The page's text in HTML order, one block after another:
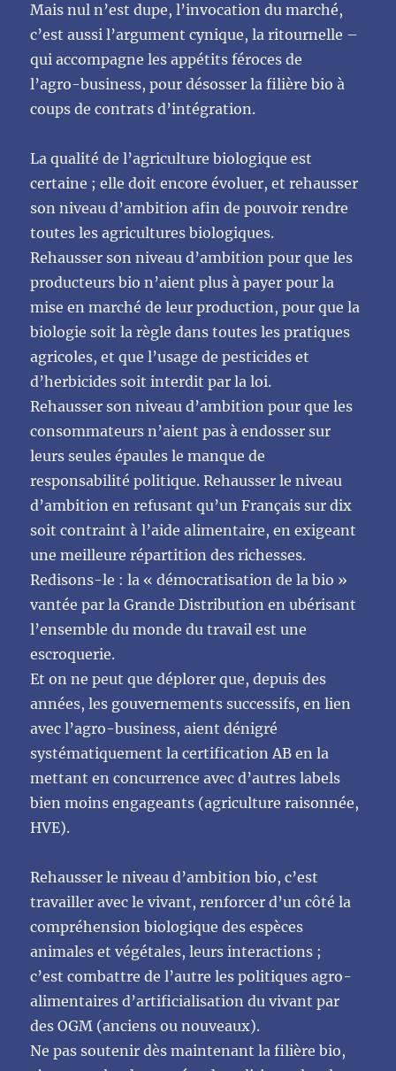
Mais nul n’est dupe, l’invocation du marché,
c’est aussi l’argument cynique, la ritournelle –
qui accompagne les appétits féroces de
l’agro-business, pour désosser la filière bio à
coups de contrats d’intégration.
La qualité de l’agriculture biologique est
certaine ; elle doit encore évoluer, et rehausser
son niveau d’ambition afin de pouvoir rendre
toutes les agricultures biologiques.
Rehausser son niveau d’ambition pour que les
producteurs bio n’aient plus à payer pour la
mise en marché de leur production, pour que la
biologie soit la règle dans toutes les pratiques
agricoles, et que l’usage de pesticides et
d’herbicides soit interdit par la loi.
Rehausser son niveau d’ambition pour que les
consommateurs n’aient pas à endosser sur
leurs seules épaules le manque de
responsabilité politique. Rehausser le niveau
d’ambition en refusant qu’un Français sur dix
soit contraint à l’aide alimentaire, en exigeant
une meilleure répartition des richesses.
Redisons-le : la « démocratisation de la bio »
vantée par la Grande Distribution en ubérisant
l’ensemble du monde du travail est une
escroquerie.
Et on ne peut que déplorer que, depuis des
années, les gouvernements successifs, en lien
avec l’agro-business, aient dénigré
systématiquement la certification AB en la
mettant en concurrence avec d’autres labels
bien moins engageants (agriculture raisonnée,
HVE).
Rehausser le niveau d’ambition bio, c’est
travailler avec le vivant, renforcer d’un côté la
compréhension biologique des espèces
animales et végétales, leurs interactions ;
c’est combattre de l’autre les politiques agro-
alimentaires d’artificialisation du vivant par
des OGM (anciens ou nouveaux).
Ne pas soutenir dès maintenant la filière bio,